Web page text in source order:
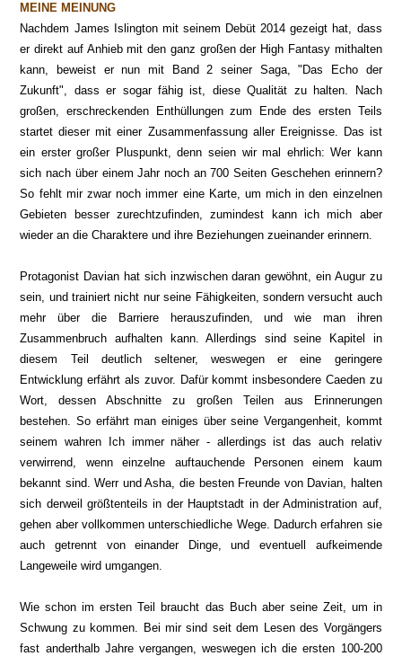
MEINE MEINUNG
Nachdem James Islington mit seinem Debüt 2014 gezeigt hat, dass
er direkt auf Anhieb mit den ganz großen der High Fantasy mithalten
kann, beweist er nun mit Band 2 seiner Saga, "Das Echo der
Zukunft", dass er sogar fähig ist, diese Qualität zu halten. Nach
großen, erschreckenden Enthüllungen zum Ende des ersten Teils
startet dieser mit einer Zusammenfassung aller Ereignisse. Das ist
ein erster großer Pluspunkt, denn seien wir mal ehrlich: Wer kann
sich nach über einem Jahr noch an 700 Seiten Geschehen erinnern?
So fehlt mir zwar noch immer eine Karte, um mich in den einzelnen
Gebieten besser zurechtzufinden, zumindest kann ich mich aber
wieder an die Charaktere und ihre Beziehungen zueinander erinnern.
Protagonist Davian hat sich inzwischen daran gewöhnt, ein Augur zu
sein, und trainiert nicht nur seine Fähigkeiten, sondern versucht auch
mehr über die Barriere herauszufinden, und wie man ihren
Zusammenbruch aufhalten kann. Allerdings sind seine Kapitel in
diesem Teil deutlich seltener, weswegen er eine geringere
Entwicklung erfährt als zuvor. Dafür kommt insbesondere Caeden zu
Wort, dessen Abschnitte zu großen Teilen aus Erinnerungen
bestehen. So erfährt man einiges über seine Vergangenheit, kommt
seinem wahren Ich immer näher - allerdings ist das auch relativ
verwirrend, wenn einzelne auftauchende Personen einem kaum
bekannt sind. Werr und Asha, die besten Freunde von Davian, halten
sich derweil größtenteils in der Hauptstadt in der Administration auf,
gehen aber vollkommen unterschiedliche Wege. Dadurch erfahren sie
auch getrennt von einander Dinge, und eventuell aufkeimende
Langeweile wird umgangen.
Wie schon im ersten Teil braucht das Buch aber seine Zeit, um in
Schwung zu kommen. Bei mir sind seit dem Lesen des Vorgängers
fast anderthalb Jahre vergangen, weswegen ich die ersten 100-200